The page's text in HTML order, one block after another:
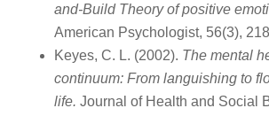
and-Build Theory of positive
American Psychologist, 56(3),
Keyes, C. L. (2002). The mental
continuum: From languishing to
life. Journal of Health and Social